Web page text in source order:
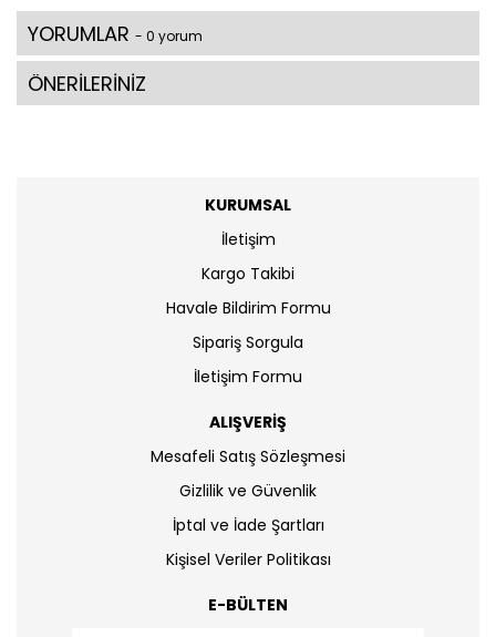
YORUMLAR - 0 yorum
ÖNERİLERİNİZ
KURUMSAL
İletişim
Kargo Takibi
Havale Bildirim Formu
Sipariş Sorgula
İletişim Formu
ALIŞVERİŞ
Mesafeli Satış Sözleşmesi
Gizlilik ve Güvenlik
İptal ve İade Şartları
Kişisel Veriler Politikası
E-BÜLTEN